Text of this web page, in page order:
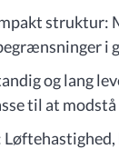
struktur:
i
og lang
til at